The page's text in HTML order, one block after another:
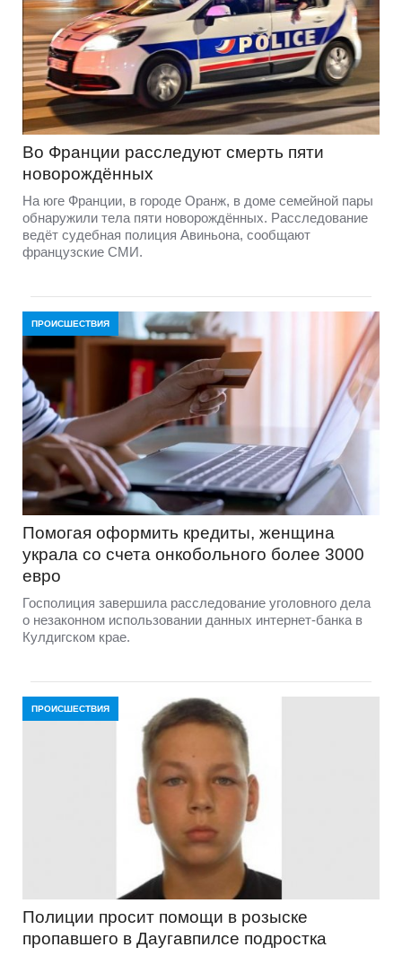
Во Франции расследуют смерть пяти
новорождённых
На юге Франции, в городе Оранж, в доме семейной пары
обнаружили тела пяти новорождённых. Расследование
ведёт судебная полиция Авиньона, сообщают
французские СМИ.
ПРОИСШЕСТВИЯ
Помогая оформить кредиты, женщина
украла со счета онкобольного более 3000
евро
Госполиция завершила расследование уголовного дела
о незаконном использовании данных интернет-банка в
Кулдигском крае.
ПРОИСШЕСТВИЯ
Полиции просит помощи в розыске
пропавшего в Даугавпилсе подростка